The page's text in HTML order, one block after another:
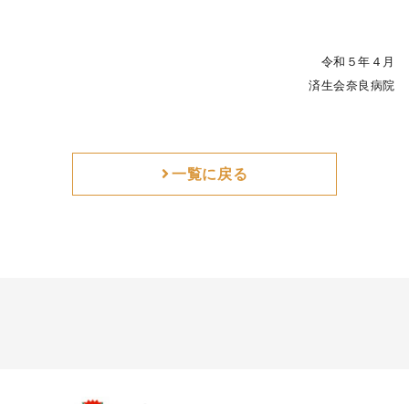
令和５年４月
済生会奈良病院
一覧に戻る